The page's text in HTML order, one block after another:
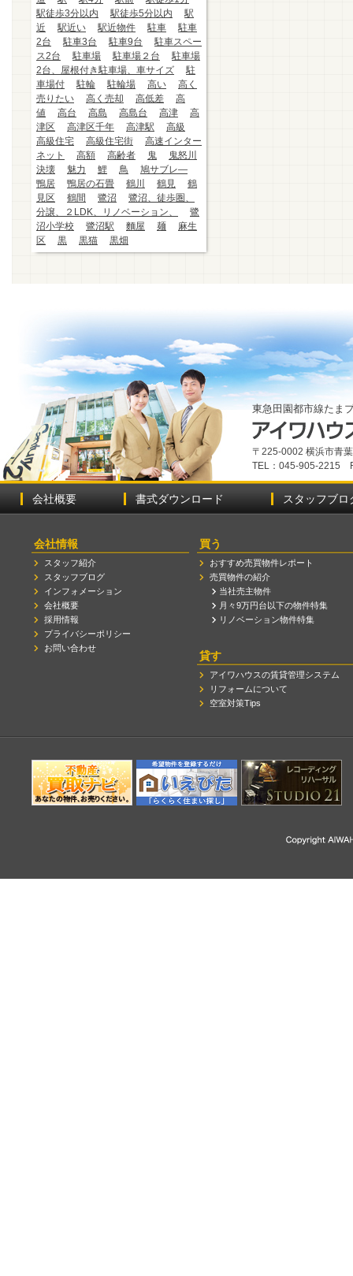
駅徒歩3分以内
駅徒歩5分以内
駅
近
駅近い 駅近物件 駐車
駐車
2台
駐車3台 駐車9台
駐車スペー
ス2台
駐車場 駐車場２台
駐車場
2台、屋根付き駐車場、車サイズ
駐
車場付
駐輪 駐輪場 高い
高く
売りたい
高く売却 高低差
高
値
高台 高島 高島台 高津
高
津区
高津区千年 高津駅
高級
高級住宅
高級住宅街
高速インター
ネット
高額 高齢者 鬼
鬼怒川
決壊
魅力 鯉 鳥
鳩サブレ―
鴨居
鴨居の石畳 鶴川 鶴見
鶴
見区
鶴間 鷺沼
鷺沼、徒歩圏、
分譲、２LDK、リノベーション、
鷺
沼小学校
鷺沼駅 麵屋 麺
麻生
区
黒 黒猫 黒畑
東急田園都市線たま
〒225-0002 横浜市青
TEL：045-905-2215
会社概要 書式ダウンロード スタッフブロ
会社情報
スタッフ紹介
スタッフブログ
インフォメーション
会社概要
採用情報
プライバシーポリシー
お問い合わせ
買う
おすすめ売買物件レポート
売買物件の紹介
当社売主物件
月々9万円台以下の物件特集
リノベーション物件特集
貸す
アイワハウスの賃貸管理システム
リフォームについて
空室対策Tips